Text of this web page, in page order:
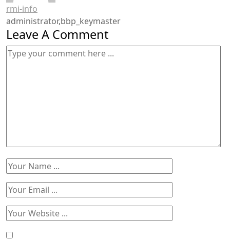
rmi-info
administrator,bbp_keymaster
Leave A Comment